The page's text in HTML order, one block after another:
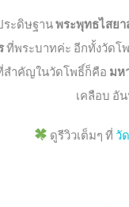
ระดิษฐานพระพุทธไสยา
ที่พระบาทค่ะ อีกทั้งวัดโ
สำคัญในวัดโพธิ์ก็คือ มห
เคลือบ อั
ดูรีวิวเต็มๆ ที่ วั